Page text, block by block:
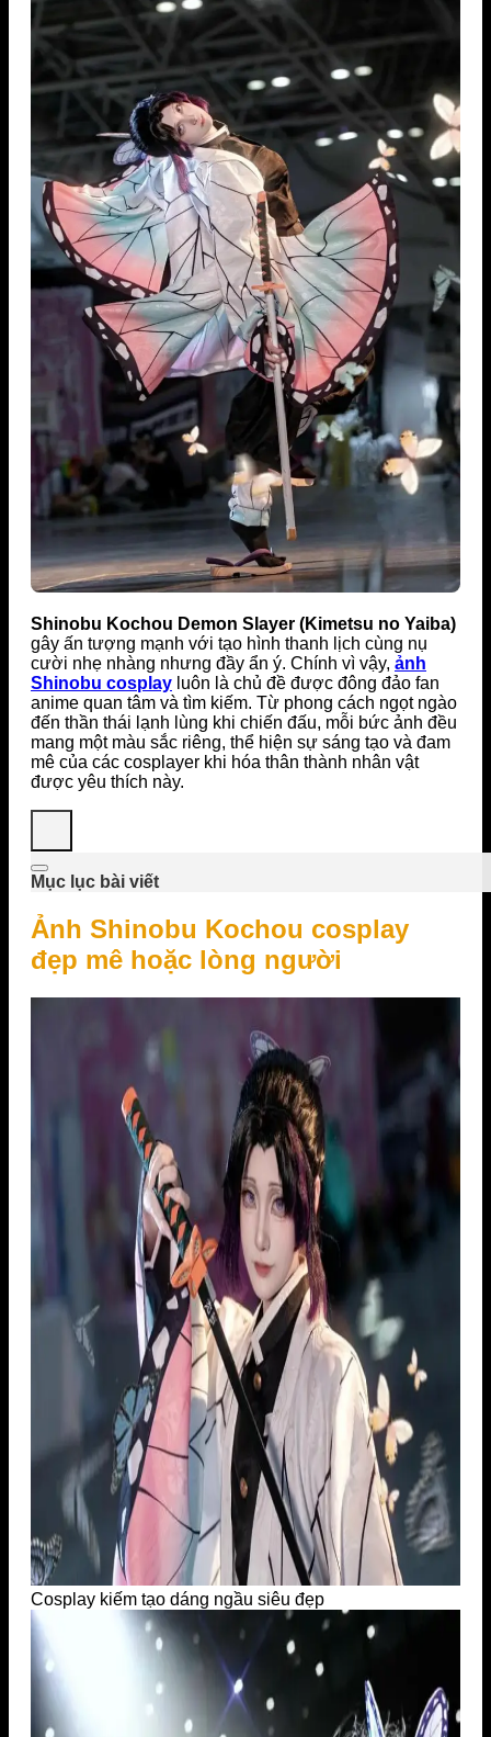
Shinobu Kochou Demon Slayer (Kimetsu no Yaiba)
gây ấn tượng mạnh với tạo hình thanh lịch cùng nụ
cười nhẹ nhàng nhưng đầy ẩn ý. Chính vì vậy, ảnh
Shinobu cosplay luôn là chủ đề được đông đảo fan
anime quan tâm và tìm kiếm. Từ phong cách ngọt ngào
đến thần thái lạnh lùng khi chiến đấu, mỗi bức ảnh đều
mang một màu sắc riêng, thể hiện sự sáng tạo và đam
mê của các cosplayer khi hóa thân thành nhân vật
được yêu thích này.
Mục lục bài viết
Ảnh Shinobu Kochou cosplay
đẹp mê hoặc lòng người
Cosplay kiếm tạo dáng ngầu siêu đẹp